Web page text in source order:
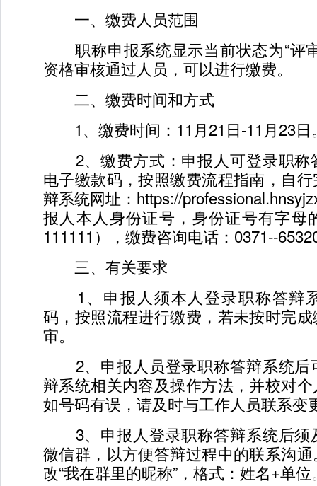
一、缴费人员范围
职称申报系统显示当前状态为“评
资格审核通过人员，可以进行缴费。
二、缴费时间和方式
1、缴费时间：11月21日-11月23日
2、缴费方式：申报人可登录职称
电子缴款码，按照缴费流程指南，自
辩系统网址：https://
报人本人身份证号，身份证号有字母
111111），缴费咨询电话：0371--
三、有关要求
1、申报人须本人登录职称答辩
码，按照流程进行缴费，若未按时完
审。
2、申报人员登录职称答辩系统后
辩系统相关内容及操作方法，并校对
如号码有误，请及时与工作人员联系变
3、申报人登录职称答辩系统后须
微信群，以方便答辩过程中的联系沟
改“我在群里的昵称”，格式：姓名+单位